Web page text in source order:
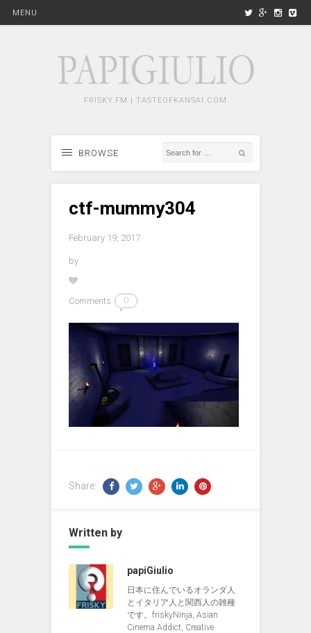
MENU
FRISKY.FM | TASTEOFKANSAI.COM
BROWSE
ctf-mummy304
February 19, 2017
by
Comments 0
Share:
Written by
papiGiulio
日本に住んでいるオランダ人
とイタリア人と関西人の雑種
です。friskyNinja, Asian
Cinema Addict, Creative